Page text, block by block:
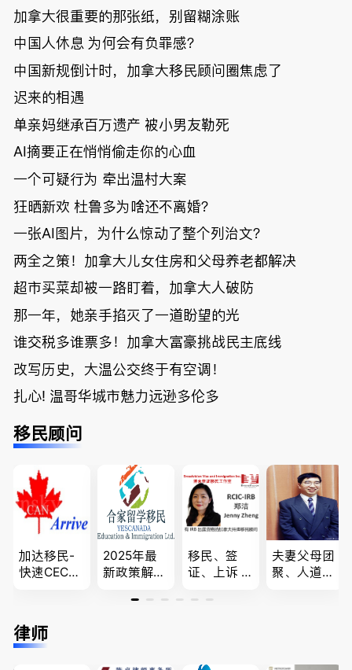
温“丑陋土
豆日”冲击
吉尼斯纪
录；惨！留
学生换汇被
骗光2万美
元，还被卷
入跨国刑案
账户遭封！
欠款多出$1
9万；突
发！无辜男
孩温哥华市
中心被刺身
单；房市崩
国租赁市场
恐迎暴跌危
加拿大很重要的那张纸，别留糊涂账
中国人休息 为何会有负罪感？
中国新规倒计时，加拿大移民顾问圈焦虑了
迟来的相遇
单亲妈继承百万遗产 被小男友勒死
AI摘要正在悄悄偷走你的心血
一个可疑行为 牵出温村大案
狂晒新欢 杜鲁多为啥还不离婚？
一张AI图片，为什么惊动了整个列治文？
两全之策！加拿大儿女住房和父母养老都解决
超市买菜却被一路盯着，加拿大人破防
那一年，她亲手掐灭了一道盼望的光
谁交税多谁票多！加拿大富豪挑战民主底线
改写历史，大温公交终于有空调！
扎心! 温哥华城市魅力远逊多伦多
移民顾问
加达移民-
快速CEC&P
民上诉、家
庭团聚，特
2025年最
新政策解
牌顾问为您
移民、签
证、上诉 --
责、全程跟
夫妻父母团
聚、人道移
律师